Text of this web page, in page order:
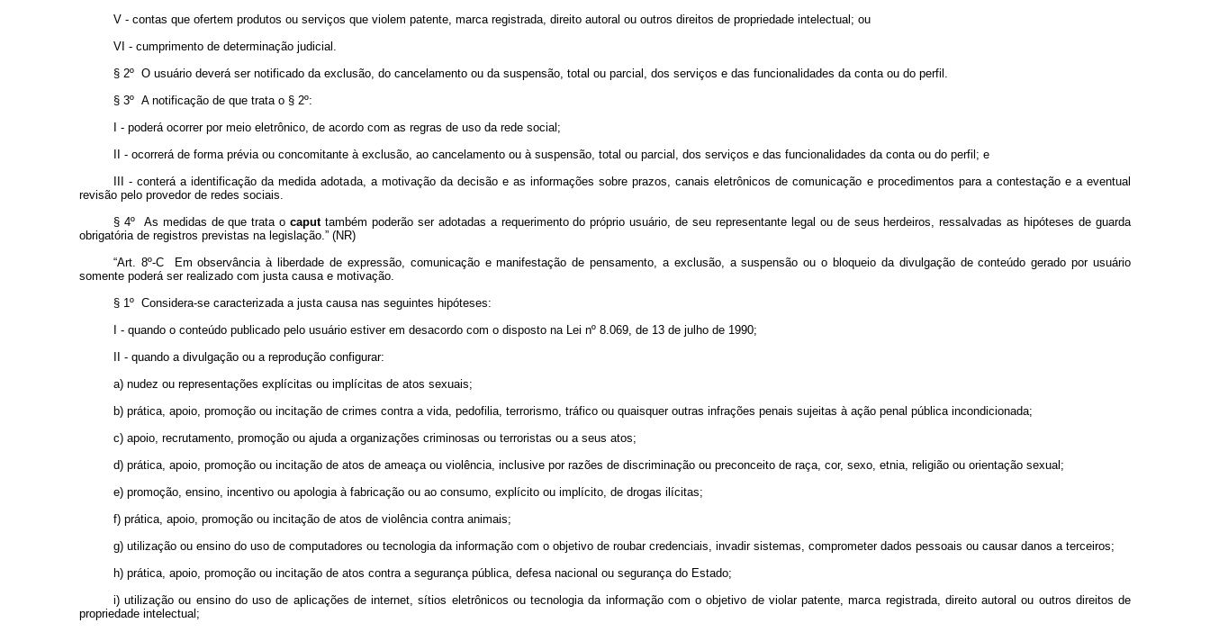
V - contas que ofertem produtos ou serviços que violem patente, marca registrada, direito autoral ou outros direitos de propriedade intelectual; ou
VI - cumprimento de determinação judicial.
§ 2º O usuário deverá ser notificado da exclusão, do cancelamento ou da suspensão, total ou parcial, dos serviços e das funcionalidades da conta ou do perfil.
§ 3º A notificação de que trata o § 2º:
I - poderá ocorrer por meio eletrônico, de acordo com as regras de uso da rede social;
II - ocorrerá de forma prévia ou concomitante à exclusão, ao cancelamento ou à suspensão, total ou parcial, dos serviços e das funcionalidades da conta ou do perfil; e
III - conterá a identificação da medida adotada, a motivação da decisão e as informações sobre prazos, canais eletrônicos de comunicação e procedimentos para a contestação e a eventual
revisão pelo provedor de redes sociais.
§ 4º As medidas de que trata ocaputtambém poderão ser adotadas a requerimento do próprio usuário, de seu representante legal ou de seus herdeiros, ressalvadas as hipóteses de guarda
obrigatória de registros previstas na legislação.” (NR)
“Art. 8º-C Em observância à liberdade de expressão, comunicação e manifestação de pensamento, a exclusão, a suspensão ou o bloqueio da divulgação de conteúdo gerado por usuário
somente poderá ser realizado com justa causa e motivação.
§ 1º Considera-se caracterizada a justa causa nas seguintes hipóteses:
I - quando o conteúdo publicado pelo usuário estiver em desacordo com o disposto na Lei nº 8.069, de 13 de julho de 1990;
II - quando a divulgação ou a reprodução configurar:
a) nudez ou representações explícitas ou implícitas de atos sexuais;
b) prática, apoio, promoção ou incitação de crimes contra a vida, pedofilia, terrorismo, tráfico ou quaisquer outras infrações penais sujeitas à ação penal pública incondicionada;
c) apoio, recrutamento, promoção ou ajuda a organizações criminosas ou terroristas ou a seus atos;
d) prática, apoio, promoção ou incitação de atos de ameaça ou violência, inclusive por razões de discriminação ou preconceito de raça, cor, sexo, etnia, religião ou orientação sexual;
e) promoção, ensino, incentivo ou apologia à fabricação ou ao consumo, explícito ou implícito, de drogas ilícitas;
f) prática, apoio, promoção ou incitação de atos de violência contra animais;
g) utilização ou ensino do uso de computadores ou tecnologia da informação com o objetivo de roubar credenciais, invadir sistemas, comprometer dados pessoais ou causar danos a terceiros;
h) prática, apoio, promoção ou incitação de atos contra a segurança pública, defesa nacional ou segurança do Estado;
i) utilização ou ensino do uso de aplicações de internet, sítios eletrônicos ou tecnologia da informação com o objetivo de violar patente, marca registrada, direito autoral ou outros direitos de
propriedade intelectual;